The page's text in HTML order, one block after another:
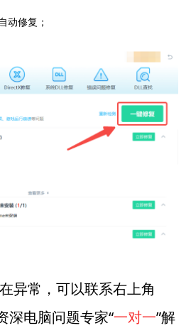
动修复；
异常，可以联系右上角
深电脑问题专家“一对一”解